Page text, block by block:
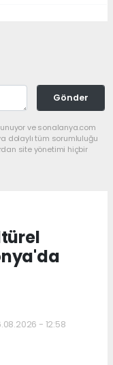
Gönder
ve sonalanya.com
dolaylı tüm sorumluluğu
site yönetimi hiçbir
- 12:58